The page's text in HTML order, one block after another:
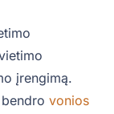
įrengimą.
vonios